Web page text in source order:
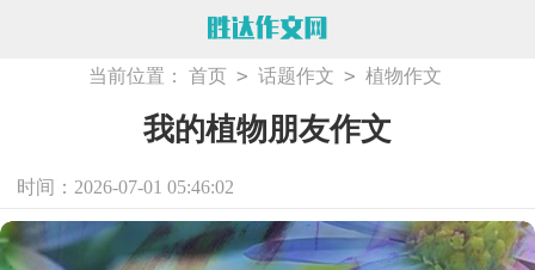
当前位置： 首页 > 话题作文 > 植物作文
我的植物朋友作文
时间：2026-07-01 05:46:02